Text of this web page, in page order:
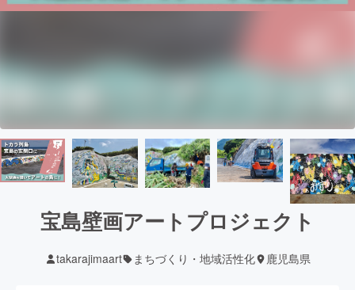
宝島壁画アートプロジェクト
takarajimaart まちづくり・地域活性化 鹿児島県